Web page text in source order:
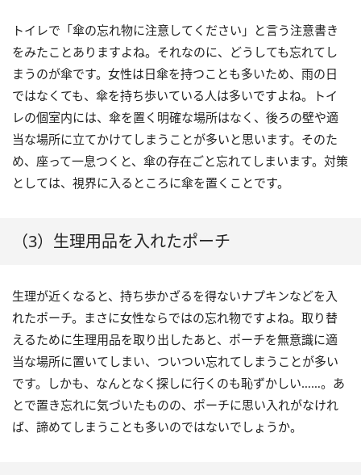
トイレで「傘の忘れ物に注意してください」と言う注意書き
をみたことありますよね。それなのに、どうしても忘れてし
まうのが傘です。女性は日傘を持つことも多いため、雨の日
ではなくても、傘を持ち歩いている人は多いですよね。トイ
レの個室内には、傘を置く明確な場所はなく、後ろの壁や適
当な場所に立てかけてしまうことが多いと思います。そのた
め、座って一息つくと、傘の存在ごと忘れてしまいます。対策
としては、視界に入るところに傘を置くことです。
（3）生理用品を入れたポーチ
生理が近くなると、持ち歩かざるを得ないナプキンなどを入
れたポーチ。まさに女性ならではの忘れ物ですよね。取り替
えるために生理用品を取り出したあと、ポーチを無意識に適
当な場所に置いてしまい、ついつい忘れてしまうことが多い
です。しかも、なんとなく探しに行くのも恥ずかしい……。あ
とで置き忘れに気づいたものの、ポーチに思い入れがなけれ
ば、諦めてしまうことも多いのではないでしょうか。